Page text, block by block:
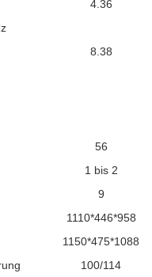
4.36
8.38
56
1 bis 2
9
1110*446*958
1150*475*1088
100/114